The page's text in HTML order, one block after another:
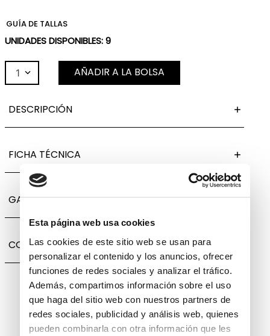
Esta página web usa cookies
Las cookies de este sitio web se usan para
personalizar el contenido y los anuncios, ofrecer
funciones de redes sociales y analizar el tráfico.
Además, compartimos información sobre el uso
que haga del sitio web con nuestros partners de
redes sociales, publicidad y análisis web, quienes
pueden combinarla con otra información que les
GUÍA DE TALLAS
UNIDADES DISPONIBLES:9
1 AÑADIR A LA BOLSA
DESCRIPCIÓN
FICHA TÉCNICA
GARANTÍA, CAMBIOS Y DEVOLUCIONES
COMPARTIR